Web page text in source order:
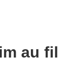
au fil